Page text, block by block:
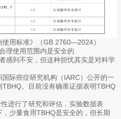
使用标准》（GB 2760—2024）
理使用范围内是安全的
感到不安，但这种担忧其实是对科学
际癌症研究机构（IARC）公开的一
。目前没有确凿证据表明TBHQ
进行了研究和评估，实验数据表
少量食用TBHQ是安全的，但长期